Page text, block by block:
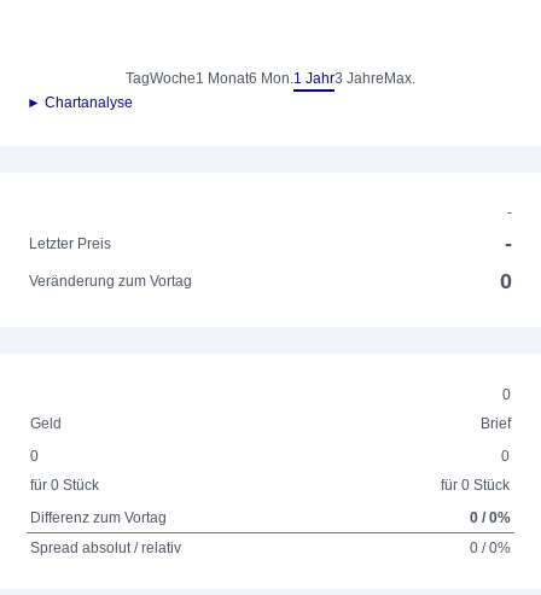
TagWoche1 Monat6 Mon.1 Jahr3 Jahre Max.
► Chartanalyse
-
Letzter Preis
-
Veränderung zum Vortag 0
0
Geld
Brief
0
für 0 Stück
0
für 0 Stück
Differenz zum Vortag
0 / 0%
Spread absolut / relativ
0 / 0%